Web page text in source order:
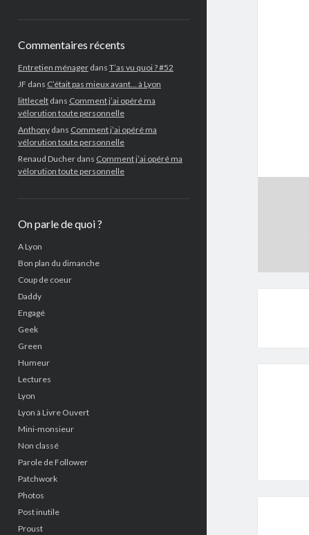
Commentaires récents
Entretien ménagerdans T’as vu quoi ? #52
JF dans C’était pas mieux avant… à Lyon
littleceltdans Comment j’ai opéré ma
vélorution toute personnelle
Anthonydans Comment j’ai opéré ma
vélorution toute personnelle
Renaud Ducherdans Comment j’ai opéré ma
vélorution toute personnelle
On parle de quoi ?
A Lyon
Bon plan du dimanche
Coup de coeur
Daddy
Engagé
Geek
Green
Humeur
Lectures
Lyon
Lyon à Livre Ouvert
Mini-monsieur
Non classé
Parole de Follower
Patchwork
Photos
Post inutile
Proust